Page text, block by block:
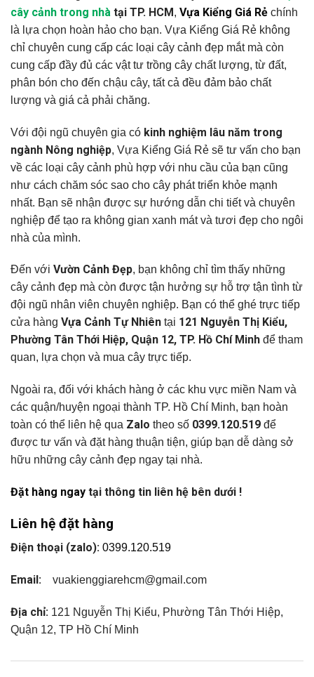
cây cảnh trong nhà tại TP. HCM, Vựa Kiểng Giá Rẻ chính
là lựa chọn hoàn hảo cho bạn. Vựa Kiểng Giá Rẻ không
chỉ chuyên cung cấp các loại cây cảnh đẹp mắt mà còn
cung cấp đầy đủ các vật tư trồng cây chất lượng, từ đất,
phân bón cho đến chậu cây, tất cả đều đảm bảo chất
lượng và giá cả phải chăng.
Với đội ngũ chuyên gia có kinh nghiệm lâu năm trong
ngành Nông nghiệp, Vựa Kiểng Giá Rẻ sẽ tư vấn cho bạn
về các loại cây cảnh phù hợp với nhu cầu của bạn cũng
như cách chăm sóc sao cho cây phát triển khỏe mạnh
nhất. Bạn sẽ nhận được sự hướng dẫn chi tiết và chuyên
nghiệp để tạo ra không gian xanh mát và tươi đẹp cho ngôi
nhà của mình.
Đến với Vườn Cảnh Đẹp, bạn không chỉ tìm thấy những
cây cảnh đẹp mà còn được tận hưởng sự hỗ trợ tận tình từ
đội ngũ nhân viên chuyên nghiệp. Bạn có thể ghé trực tiếp
cửa hàng Vựa Cảnh Tự Nhiên tại 121 Nguyễn Thị Kiểu,
Phường Tân Thới Hiệp, Quận 12, TP. Hồ Chí Minh để tham
quan, lựa chọn và mua cây trực tiếp.
Ngoài ra, đối với khách hàng ở các khu vực miền Nam và
các quận/huyện ngoại thành TP. Hồ Chí Minh, bạn hoàn
toàn có thể liên hệ qua Zalo theo số 0399.120.519 để
được tư vấn và đặt hàng thuận tiện, giúp bạn dễ dàng sở
hữu những cây cảnh đẹp ngay tại nhà.
Đặt hàng ngay tại thông tin liên hệ bên dưới !
Liên hệ đặt hàng
Điện thoại (zalo): 0399.120.519
Email: vuakienggiarehcm@gmail.com
Địa chỉ: 121 Nguyễn Thị Kiểu, Phường Tân Thới Hiệp,
Quận 12, TP Hồ Chí Minh